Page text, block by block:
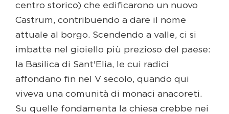
centro storico) che edificarono un nuovo
Castrum, contribuendo a dare il nome
attuale al borgo. Scendendo a valle, ci si
imbatte nel gioiello più prezioso del paese:
la Basilica di Sant'Elia, le cui radici
affondano fin nel V secolo, quando qui
viveva una comunità di monaci anacoreti.
Su quelle fondamenta la chiesa crebbe nei